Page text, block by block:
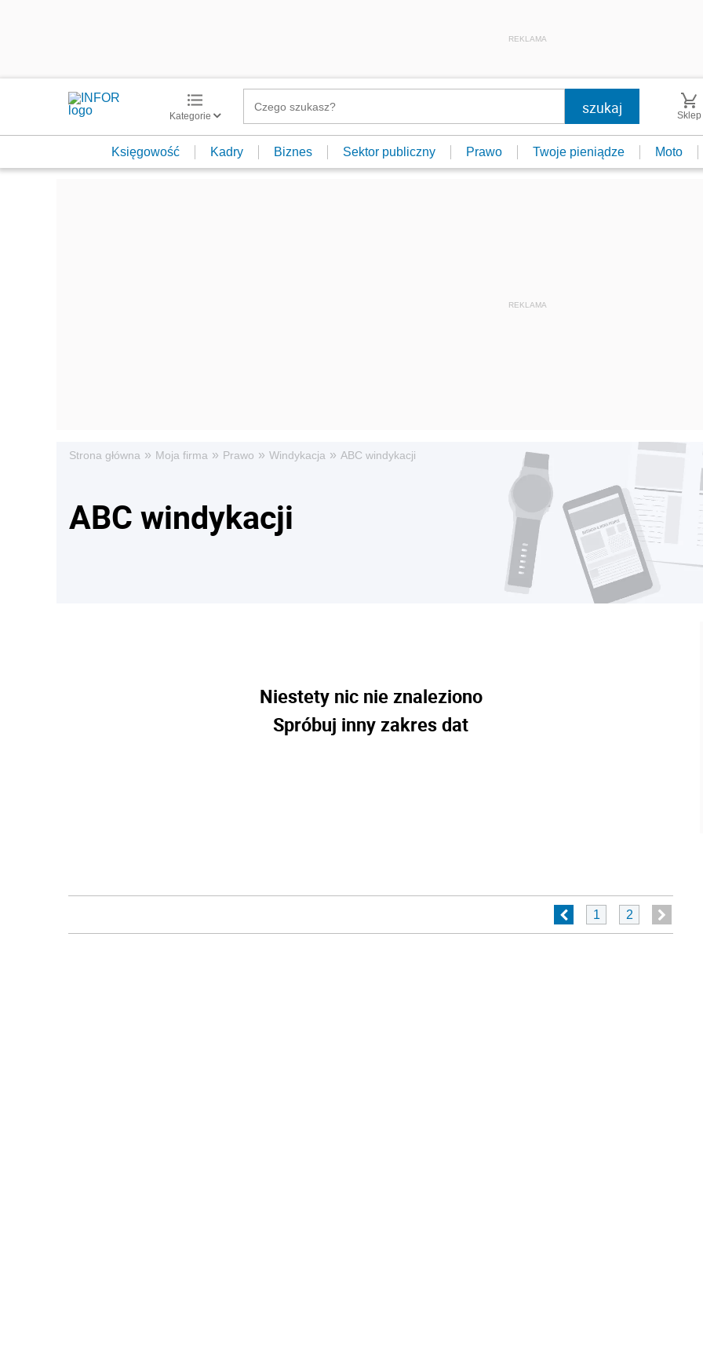
REKLAMA
Kategorie Sklep
Księgowość Kadry Biznes Sektor publiczny Prawo Twoje pieniądze Moto
Strona główna » Moja firma » Prawo » Windykacja » ABC windykacji
ABC windykacji
Niestety nic nie znaleziono
Spróbuj inny zakres dat
1 2